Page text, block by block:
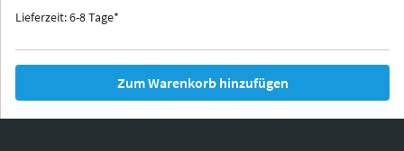
Iowa
Lieferzeit: 6-8 Tage*
Zum Warenkorb hinzufügen